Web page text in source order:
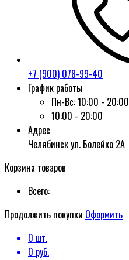
+7 (900) 078-99-40
График работы
Пн-Вс:10:00 - 20:00
10:00 - 20:00
Адрес
Челябинск ул. Болейко 2А
Корзина товаров
Всего:
Продолжить покупки Оформить
0 шт.
0 руб.